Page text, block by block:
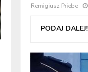
Remigiusz Priebe
PODAJ DALEJ!